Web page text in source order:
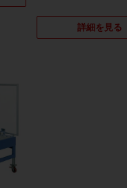
詳細を見る